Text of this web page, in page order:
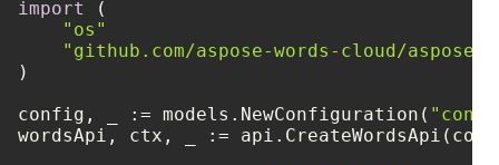
import
(
"os"
"github.com/aspose-words-cloud/
)
config, _ := models.NewConfiguration(
wordsApi, ctx, _ :=